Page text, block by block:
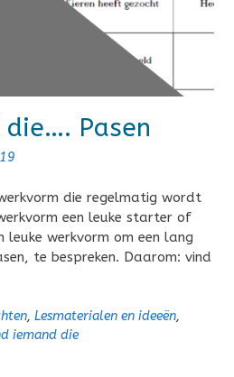
Pasen
die regelmatig wordt
een leuke starter of
leuke werkvorm om een lang
te bespreken. Daarom: vind
, Lesmaterialen en ideeën,
iemand die